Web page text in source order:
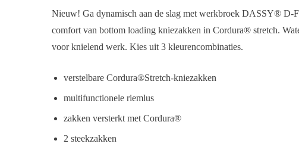
Nieuw! Ga dynamisch aan de slag met werkbroek DASSY® D-
comfort van bottom loading kniezakken in Cordura® stretch.
voor knielend werk. Kies uit 3 kleurencombinaties.
verstelbare Cordura®Stretch-kniezakken
multifunctionele riemlus
zakken versterkt met Cordura®
2 steekzakken